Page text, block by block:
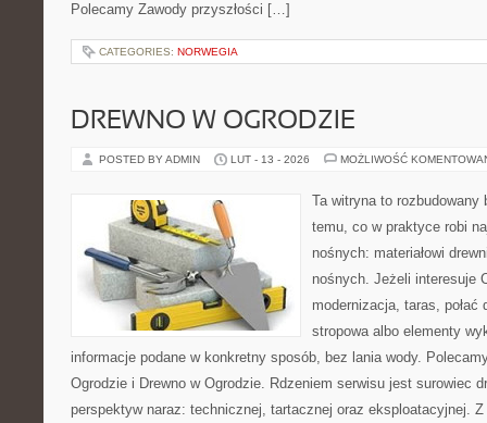
Polecamy Zawody przyszłości […]
CATEGORIES: NORWEGIA
DREWNO W OGRODZIE
POSTED BY ADMIN LUT - 13 - 2026 MOŻLIWOŚĆ
Ta witryna to rozbudowany
temu, co w praktyce robi
nośnych: materiałowi
nośnych. Jeżeli interesuje
modernizacja, taras, połać
stropowa albo elementy
informacje podane w konkretny sposób, bez lania wody.
Ogrodzie i Drewno w Ogrodzie. Rdzeniem serwisu jest surowiec
perspektyw naraz: technicznej, tartacznej oraz eksploatacyjnej.